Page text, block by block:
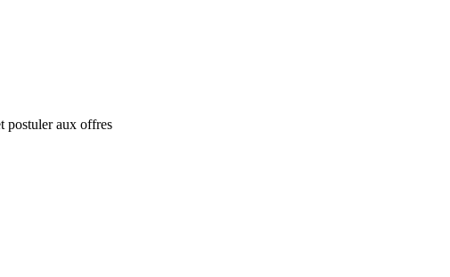
postuler aux offres